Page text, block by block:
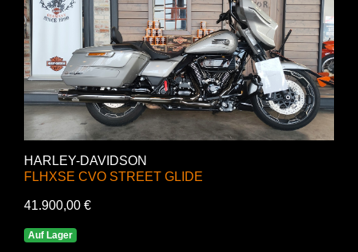
HARLEY-DAVIDSON
FLHXSE CVO STREET GLIDE
41.900,00 €
Auf Lager